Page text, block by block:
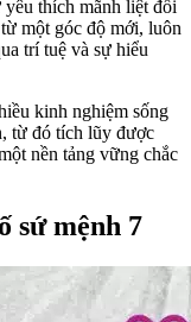
thích mãnh liệt đối
một góc độ mới, luôn
trí tuệ và sự hiểu
kinh nghiệm sống
từ đó tích lũy được
nền tảng vững chắc
sứ mệnh 7